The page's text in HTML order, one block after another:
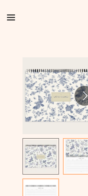
direct